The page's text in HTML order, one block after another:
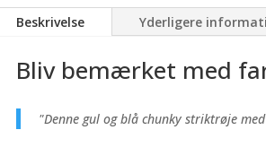
Beskrivelse Yderligere
Bliv bemærket med
"Denne gul og blå chunky striktrøje